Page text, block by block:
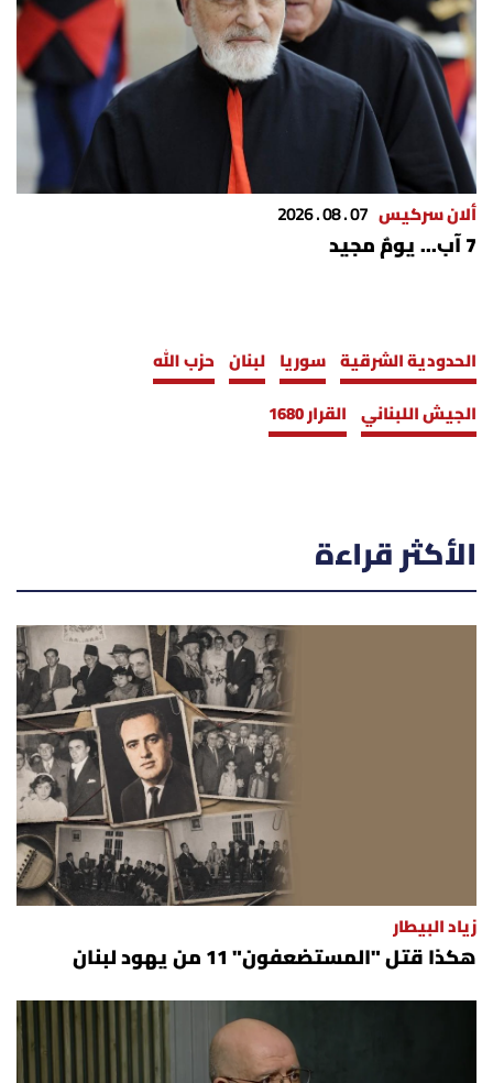
ألان سركيس 07 . 08 . 2026
7 آب... يومٌ مجيد
الحدودية الشرقية سوريا لبنان حزب الله
الجيش اللبناني القرار 1680
الأكثر قراءة
زياد البيطار
هكذا قتل "المستضعفون" 11 من يهود لبنان